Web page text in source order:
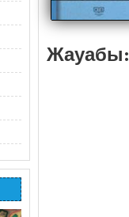
Жауабы: